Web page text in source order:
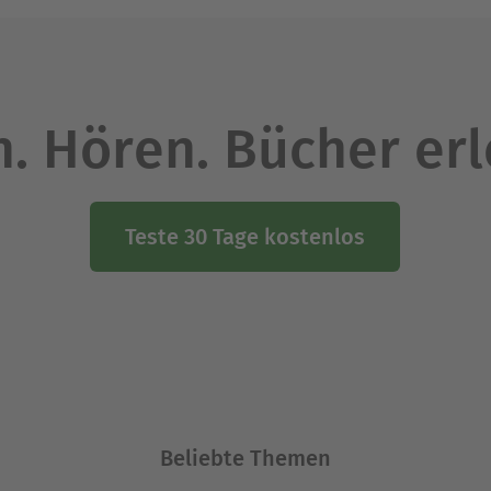
Hören. Bücher
Teste 30 Tage kostenlos
Beliebte Themen